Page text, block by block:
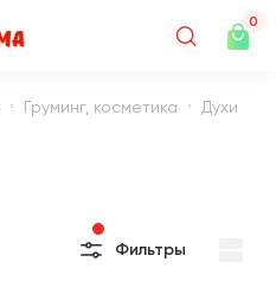
0
Груминг, косметика Духи
Фильтры